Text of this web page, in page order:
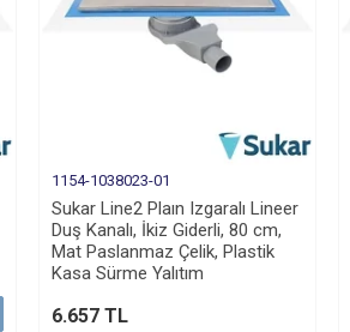
1154-1038023-01
Sukar Line2 Plaın Izgaralı Lineer
Duş Kanalı, İkiz Giderli, 80 cm,
Mat Paslanmaz Çelik, Plastik
Kasa Sürme Yalıtım
6.657 TL